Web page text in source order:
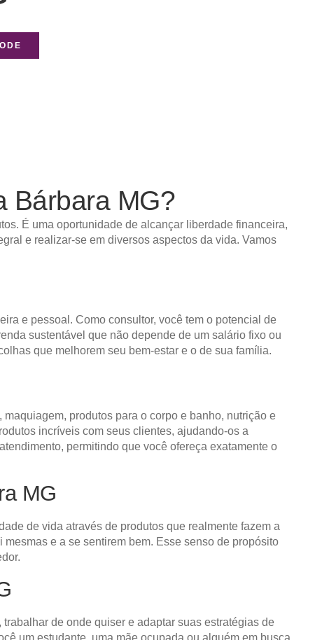
Bárbara MG?
É uma oportunidade de alcançar liberdade financeira,
e realizar-se em diversos aspectos da vida. Vamos
e pessoal. Como consultor, você tem o potencial de
sustentável que não depende de um salário fixo ou
que melhorem seu bem-estar e o de sua família.
produtos para o corpo e banho, nutrição e
incríveis com seus clientes, ajudando-os a
permitindo que você ofereça exatamente o
MG
de vida através de produtos que realmente fazem a
e a se sentirem bem. Esse senso de propósito
de onde quiser e adaptar suas estratégias de
um estudante, uma mãe ocupada ou alguém em busca